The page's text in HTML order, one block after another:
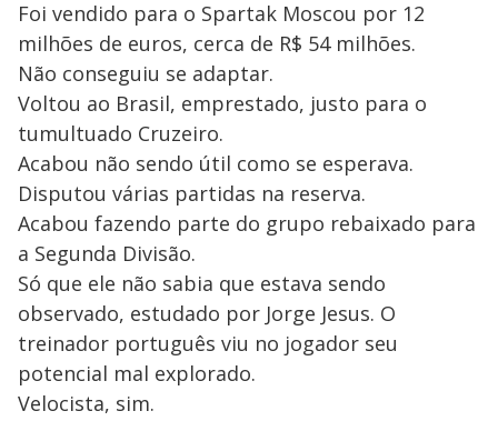
Foi vendido para o Spartak Moscou por 12
milhões de euros, cerca de R$ 54 milhões.
Não conseguiu se adaptar.
Voltou ao Brasil, emprestado, justo para o
tumultuado Cruzeiro.
Acabou não sendo útil como se esperava.
Disputou várias partidas na reserva.
Acabou fazendo parte do grupo rebaixado para
a Segunda Divisão.
Só que ele não sabia que estava sendo
observado, estudado por Jorge Jesus. O
treinador português viu no jogador seu
potencial mal explorado.
Velocista, sim.